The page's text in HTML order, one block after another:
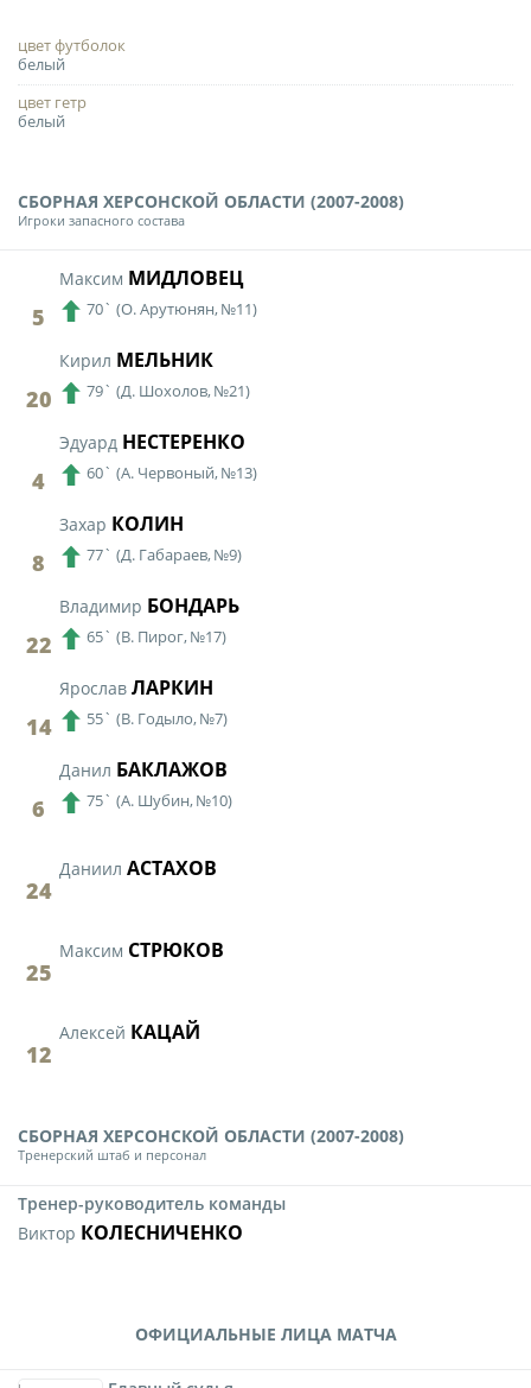
цвет футболок
белый
цвет гетр
белый
СБОРНАЯ ХЕРСОНСКОЙ ОБЛАСТИ (2007-2008)
Игроки запасного состава
5
Максим МИДЛОВЕЦ
70` (О. Арутюнян, №11)
20
Кирил МЕЛЬНИК
79` (Д. Шохолов, №21)
4
Эдуард НЕСТЕРЕНКО
60` (А. Червоный, №13)
8
Захар КОЛИН
77` (Д. Габараев, №9)
22
Владимир БОНДАРЬ
65` (В. Пирог, №17)
14
Ярослав ЛАРКИН
55` (В. Годыло, №7)
6
Данил БАКЛАЖОВ
75` (А. Шубин, №10)
24
Даниил АСТАХОВ
25
Максим СТРЮКОВ
12
Алексей КАЦАЙ
СБОРНАЯ ХЕРСОНСКОЙ ОБЛАСТИ (2007-2008)
Тренерский штаб и персонал
Тренер-руководитель команды
Виктор КОЛЕСНИЧЕНКО
ОФИЦИАЛЬНЫЕ ЛИЦА МАТЧА